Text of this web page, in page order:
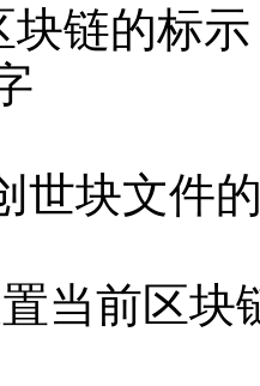
块链的标
世块文件
当前区